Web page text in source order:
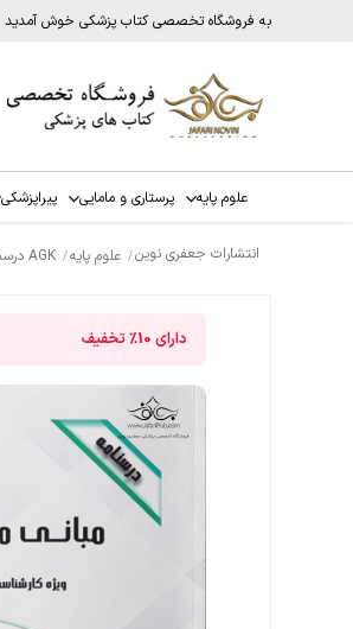
به فروشگاه تخصصی کتاب پزشکی خوش آمدید
علوم پایه پرستاری و مامایی پیراپزشکی
انتشارات جعفری نوین علوم پایه AGK درسنامه مبانی مدیریت سازمان (ویژه کارشناسی ارشد رشته ارگونومی)
دارای 10% تخفیف